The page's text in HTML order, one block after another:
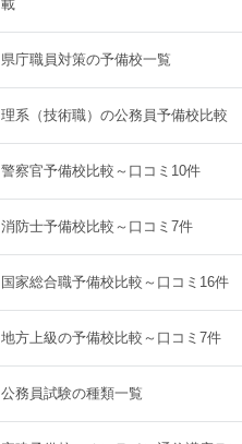
載
県庁職員対策の予備校一覧
理系（技術職）の公務員予備校比較
警察官予備校比較～口コミ10件
消防士予備校比較～口コミ7件
国家総合職予備校比較～口コミ16件
地方上級の予備校比較～口コミ7件
公務員試験の種類一覧